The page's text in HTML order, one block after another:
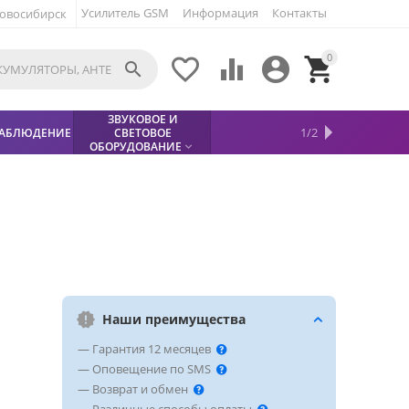
Усилитель GSM Информация Контакты
0


 

ЗВУКОВОЕ И
СВЕТОВОЕ
ОБОРУДОВАНИЕ 
МЕТАЛЛОДЕТЕКТОР
СФИНКС (SPHINX)
БЕЗОПАСНОСТЬ
КИСЛОТНЫЕ
АККУМУЛЯТОРЫ
1/2
Наши преимущества
— Гарантия 12 месяцев
— Оповещение по SMS
— Возврат и обмен